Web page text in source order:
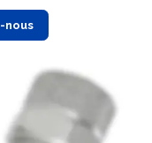
nous